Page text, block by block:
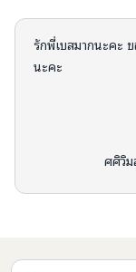
คอมเมนต์จาก
รักพี่เบสมากนะคะ
นะคะ
ศศิวิ